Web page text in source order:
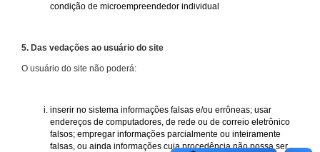
condição de microempreendedor individual
5. Das vedações ao usuário do site
O usuário do site não poderá:
inserir no sistema informações falsas e/ou errôneas; usar
endereços de computadores, de rede ou de correio eletrônico
falsos; empregar informações parcialmente ou inteiramente
falsas, ou ainda informações cuja procedência não possa ser